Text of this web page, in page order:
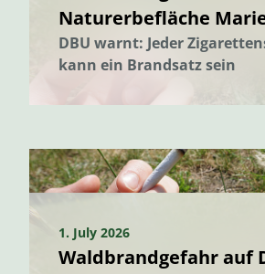
Naturerbefläche
DBU warnt: Jeder
kann ein Brandsatz sein
1. July 2026
Waldbrandgefahr auf